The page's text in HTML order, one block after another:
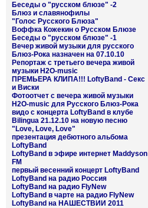
Беседы о "русском блюзе" -2
Блюз и славянофилы
"Голос Русского Блюза"
Воффка Кожекин о Русском Блюзе
Беседы о "русском блюзе" -1
Вечер живой музыки для русского
Блюз-Рока назначен на 07.10.10
Репортаж с третьего вечера живой
музыки H2O-music
ПРЕМЬЕРА КЛИПА!!! LoftyBand - Секс
и Виски
Фотоотчет с вечера живой музыки
H2O-music для Русского Блюз-Рока
видо с концерта LoftyBand в клубе
Bilingua 21.12.10 на новую песню
"Love, Love, Love"
презентация дебютного альбома
LoftyBand
LoftyBand в эфире интернет Maddyson
FM
первый весенний концерт LoftyBand
LoftyBand на радио Россия
LoftyBand на радио FlyNew
LoftyBand в чарте на радио FlyNew
LoftyBand на НАШЕСТВИИ 2011